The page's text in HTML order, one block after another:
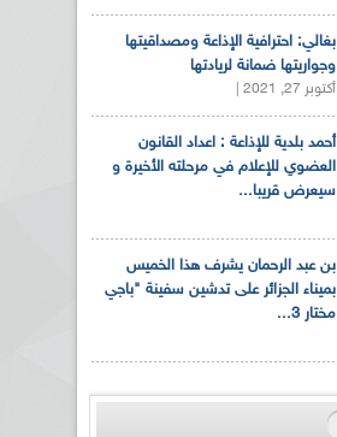
بغالي: احترافية الإذاعة ومصداقيتها
وجواريتها ضمانة لريادتها
أكتوبر 27, 2021 |
أحمد بلدية للإذاعة : اعداد القانون
العضوي للإعلام في مرحلته الأخيرة و
سيعرض قريبا...
بن عبد الرحمان يشرف هذا الخميس
بميناء الجزائر على تدشين سفينة "باجي
مختار 3...